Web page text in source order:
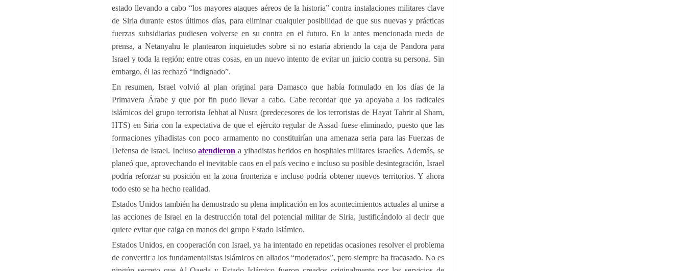
estado llevando a cabo “los mayores ataques aéreos de la historia” contra instalaciones militares clave
de Siria durante estos últimos días, para eliminar cualquier posibilidad de que sus nuevas y prácticas
fuerzas subsidiarias pudiesen volverse en su contra en el futuro. En la antes mencionada rueda de
prensa, a Netanyahu le plantearon inquietudes sobre si no estaría abriendo la caja de Pandora para
Israel y toda la región; entre otras cosas, en un nuevo intento de evitar un juicio contra su persona. Sin
embargo, él las rechazó “indignado”.
En resumen, Israel volvió al plan original para Damasco que había formulado en los días de la
Primavera Árabe y que por fin pudo llevar a cabo. Cabe recordar que ya apoyaba a los radicales
islámicos del grupo terrorista Jebhat al Nusra (predecesores de los terroristas de Hayat Tahrir al Sham,
HTS) en Siria con la expectativa de que el ejército regular de Assad fuese eliminado, puesto que las
formaciones yihadistas con poco armamento no constituirían una amenaza seria para las Fuerzas de
Defensa de Israel. Inclusoatendieron a yihadistas heridos en hospitales militares israelíes. Además, se
planeó que, aprovechando el inevitable caos en el país vecino e incluso su posible desintegración, Israel
podría reforzar su posición en la zona fronteriza e incluso podría obtener nuevos territorios. Y ahora
todo esto se ha hecho realidad.
Estados Unidos también ha demostrado su plena implicación en los acontecimientos actuales al unirse a
las acciones de Israel en la destrucción total del potencial militar de Siria, justificándolo al decir que
quiere evitar que caiga en manos del grupo Estado Islámico.
Estados Unidos, en cooperación con Israel, ya ha intentado en repetidas ocasiones resolver el problema
de convertir a los fundamentalistas islámicos en aliados “moderados”, pero siempre ha fracasado. No es